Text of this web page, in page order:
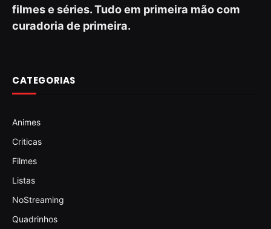
filmes e séries. Tudo em primeira mão com
curadoria de primeira.
CATEGORIAS
Animes
Criticas
Filmes
Listas
NoStreaming
Quadrinhos